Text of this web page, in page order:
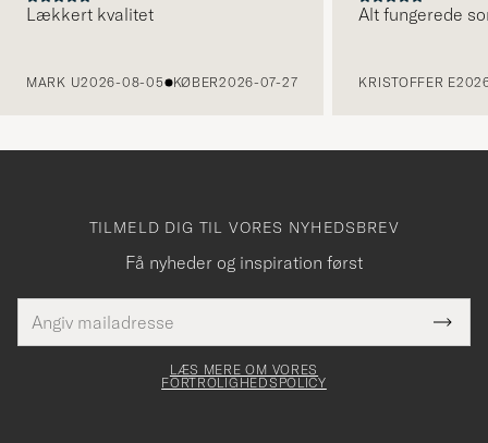
Lækkert kvalitet
MARK U2026-08-05 KØBER2026-07-27
Alt fungerede
KRISTOFFER E
TILMELD DIG TIL VORES NYHEDSBREV
Få nyheder og inspiration først
mailadresse
skal
Tack
för
LÆS MERE OM VORES
FORTROLIGHEDSPOLICY